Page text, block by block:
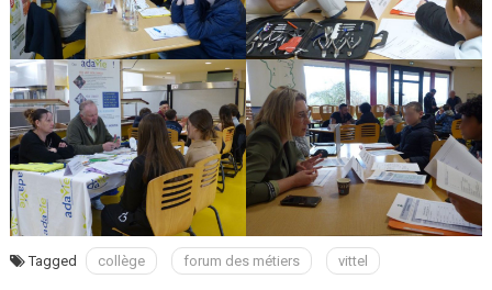
Tagged collège forum des métiers vittel